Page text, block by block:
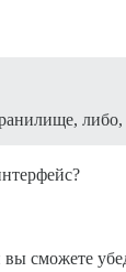
вы сможете